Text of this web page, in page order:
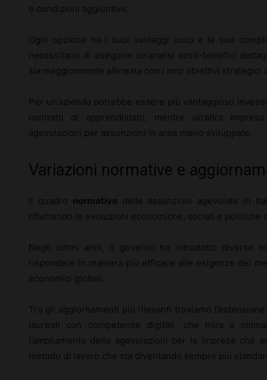
e condizioni aggiuntive.
Ogni opzione ha i suoi vantaggi unici e le sue
necessitano di eseguire un’analisi costi-benefici
sia maggiormente allineata con i loro obiettivi strategici
Per un’azienda potrebbe essere più vantaggioso
contratti di apprendistato, mentre un’altra
agevolazioni per assunzioni in aree meno sviluppate.
Variazioni normative e
Il quadro normativo delle assunzioni agevolate in
riflettendo le evoluzioni economiche, sociali e politiche
Negli ultimi anni, il governo ha introdotto diverse
rispondere in maniera più efficace alle esigenze del
economici globali.
Tra gli aggiornamenti più rilevanti troviamo
laureati con competenze digitali, che mira a
l’ampliamento delle agevolazioni per le imprese che
metodo di lavoro che sta diventando sempre più